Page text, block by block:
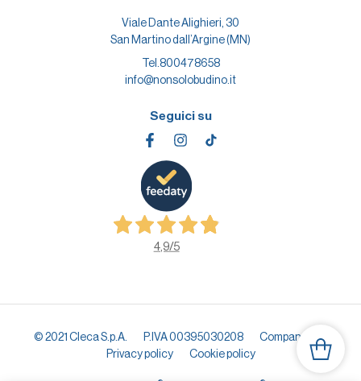
Viale Dante Alighieri, 30
San Martino dall’Argine (MN)
Tel. 800478658
info@nonsolobudino.it
Seguici su
4,9/5
© 2021 Cleca S.p.A. P.IVA 00395030208
Company info
Privacy policy
Cookie policy